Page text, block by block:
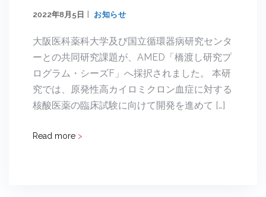
2022年8月5日 お知らせ
大阪医科薬科大学及び国立循環器病研究センタ
ーとの共同研究課題が、AMED「橋渡し研究プ
ログラム・シーズF」へ採択されました。 本研
究では、原発性高カイロミクロン血症に対する
核酸医薬の臨床試験に向けて開発を進めて […]
Read more >